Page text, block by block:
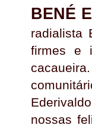
BENÉ
radialista
firmes e
nossas